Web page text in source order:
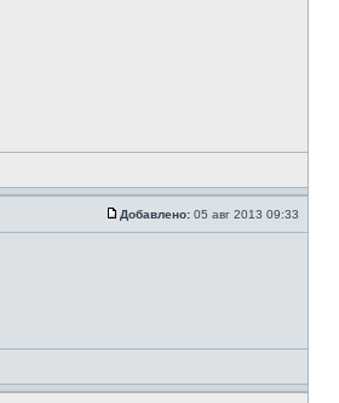
Добавлено: 05 авг 2013 09:33